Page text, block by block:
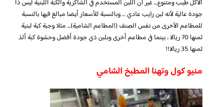
الأكل طيب ومتنوع… غير أن اللبن المستخدم في الشاكرية والكبة اللبنية ليس ذا
جودة عالية لأنه لبن رايب عادي … وبالنسبة للأسعار أيضا مبالغ فيها بالنسبة
للمطاعم الأخرى من نفس الصنف (المطاعم الشامية)… مثلا وجبة كبة لبنية
ثمنها 70 ريالا ، بينما في مطاعم أخرى وبلبن ذي جودة أفضل وحشوة كبة ألذ
ثمنها 35 ريالا!!
منيو كول وتهنا المطبخ الشامي